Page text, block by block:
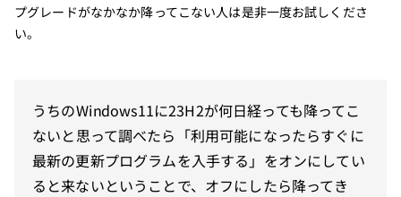
プグレードがなかなか降ってこない人は是非一度お試しくださ
い。
うちのWindows11に23H2が何日経っても降ってこ
ないと思って調べたら「利用可能になったらすぐに
最新の更新プログラムを入手する」をオンにしてい
ると来ないということで、オフにしたら降ってき